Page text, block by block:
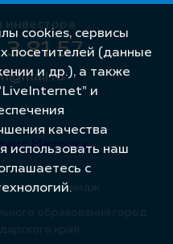
инвестора
3 81 57
образования город
края
Имидж
cookies, сервисы
посетителей (данные
и др.), а также
и
качества
использовать наш
с